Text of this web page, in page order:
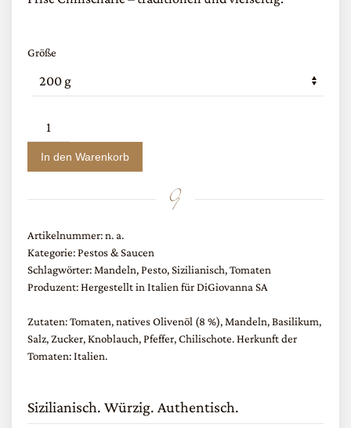
Größe
Pesto
Menge
In den Warenkorb
Artikelnummer:n. a.
Kategorie:Pestos & Saucen
Schlagwörter:Mandeln,Pesto,Sizilianisch,Tomaten
Produzent: Hergestellt in Italien für DiGiovanna SA
Zutaten: Tomaten, natives Olivenöl (8 %), Mandeln, Basilikum,
Salz, Zucker, Knoblauch, Pfeffer, Chilischote. Herkunft der
Tomaten: Italien.
Sizilianisch. Würzig. Authentisch.